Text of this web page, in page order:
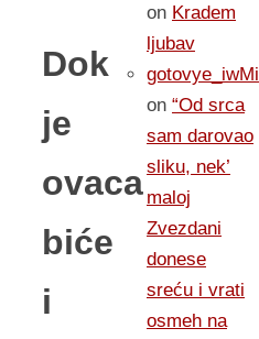
Dok
je
ovaca
biće
i
on Kradem
ljubav
gotovye_iwMi
on “Od srca
sam darovao
sliku, nek’
maloj
Zvezdani
donese
sreću i vrati
osmeh na